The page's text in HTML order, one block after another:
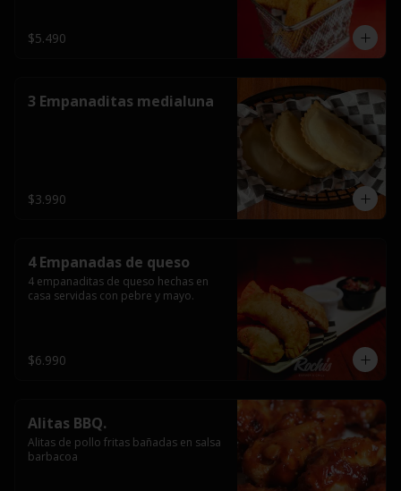
$5.490
3 Empanaditas medialuna
$3.990
4 Empanadas de queso
4 empanaditas de queso hechas en
casa servidas con pebre y mayo.
$6.990
Alitas BBQ.
Alitas de pollo fritas bañadas en salsa
barbacoa